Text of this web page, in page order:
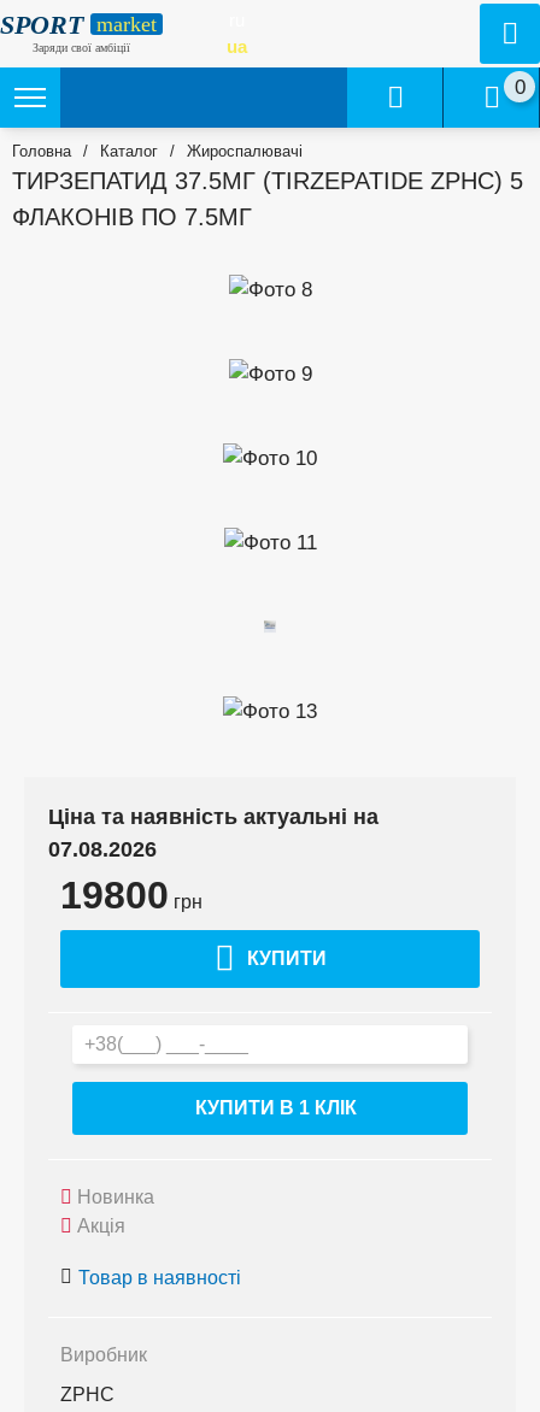
SPORT market
Заряди свої амбіції
ua
0
Головна / Каталог / Жироспалювачі
ТИРЗЕПАТИД 37.5МГ (TIRZEPATIDE ZPHC) 5
ФЛАКОНІВ ПО 7.5МГ
Ціна та наявність актуальні на
07.08.2026
19800 грн
КУПИТИ
КУПИТИ В 1 КЛIК
Новинка
Акція
Товар в наявності
Виробник
ZPHC